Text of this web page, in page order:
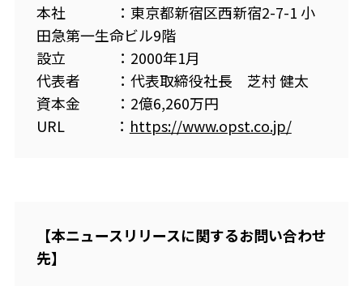
本社 ：東京都新宿区西新宿2-7-1 小
田急第一生命ビル9階
設立 ：2000年1月
代表者 ：代表取締役社長 芝村 健太
資本金 ：2億6,260万円
URL ： https://www.opst.co.jp/
【本ニュースリリースに関するお問い合わせ
先】